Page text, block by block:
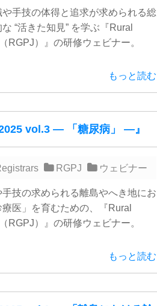
手技の体得と追求が求められる総
“活きた知見” を学ぶ『Rural
RGPJ）』の研修ウェビナー。
もっと読む
vol.3 ― 「糖尿病」 ―』
RGPJ ウェビナー
技の求められる離島やへき地にお
医」を育むための、『Rural
RGPJ）』の研修ウェビナー。
もっと読む